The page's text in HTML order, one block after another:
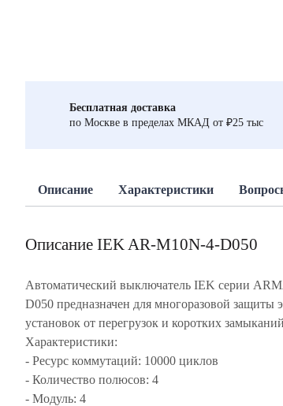
Бесплатная доставка
по Москве в пределах МКАД от ₽25 тыс
Описание Характеристики
Описание IEK AR-M10N-4-D050
Автоматический выключатель IEK серии
D050 предназначен для многоразовой защиты
установок от перегрузок и коротких
Характеристики:
- Ресурс коммутаций: 10000 циклов
- Количество полюсов: 4
- Модуль: 4